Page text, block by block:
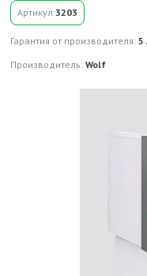
Артикул:3203
Гарантия от производителя: 5
Производитель: Wolf